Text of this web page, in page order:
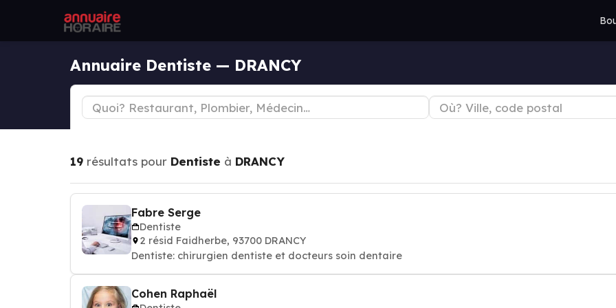
Annuaire Dentiste — DRANCY
19 résultats pour Dentiste à DRANCY
Fabre Serge
Dentiste
2 résid Faidherbe, 93700 DRANCY
Dentiste: chirurgien dentiste et docteurs soin dentaire
Cohen Raphaël